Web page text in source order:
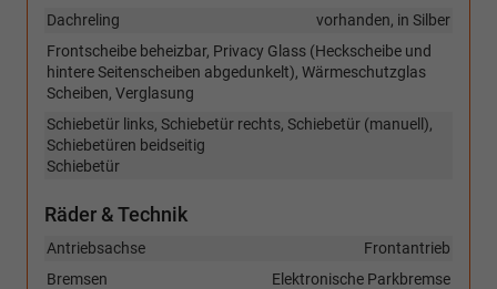
vorhanden, in Silber
Dachreling
Frontscheibe beheizbar, Privacy Glass (Heckscheibe und
hintere Seitenscheiben abgedunkelt), Wärmeschutzglas
Scheiben, Verglasung
Schiebetür links, Schiebetür rechts, Schiebetür (manuell),
Schiebetüren beidseitig
Schiebetür
Räder & Technik
Frontantrieb
Antriebsachse
Elektronische Parkbremse
Bremsen